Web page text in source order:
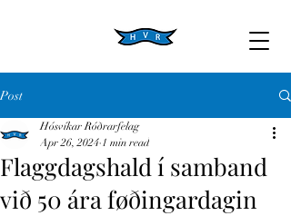
Post
Flaggdagshald í samband
við 50 ára føðingardagin
Hósvíkar Róðrarfelag
Apr 26, 2024 1 min read